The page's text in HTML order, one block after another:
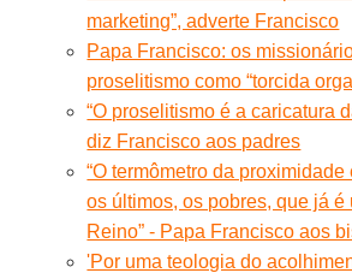
marketing”, adverte Francisco
Papa Francisco: os
proselitismo como “torcida
“O proselitismo é a caricatura
diz Francisco aos padres
“O termômetro da
os últimos, os pobres, que já é
Reino” - Papa Francisco aos
'Por uma teologia do